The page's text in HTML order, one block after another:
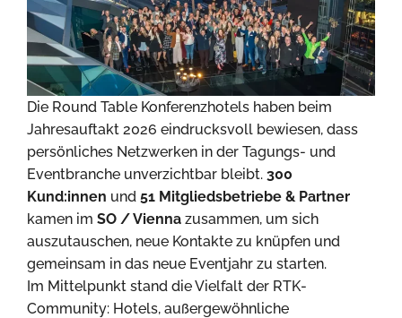
Die Round Table Konferenzhotels haben beim
Jahresauftakt 2026 eindrucksvoll bewiesen, dass
persönliches Netzwerken in der Tagungs- und
Eventbranche unverzichtbar bleibt. 300
Kund:innen und 51 Mitgliedsbetriebe & Partner
kamen im SO / Vienna zusammen, um sich
auszutauschen, neue Kontakte zu knüpfen und
gemeinsam in das neue Eventjahr zu starten.
Im Mittelpunkt stand die Vielfalt der RTK-
Community: Hotels, außergewöhnliche